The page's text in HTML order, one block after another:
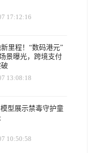
17:12:16
里程！“数码港元”
景曝光，跨境支付
13:08:18
型展示禁毒守护童
10:50:58